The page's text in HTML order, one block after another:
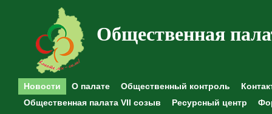
Общественная
Новости О палате Общественный контроль
Общественная палата VII созыв
Ресурсный центр